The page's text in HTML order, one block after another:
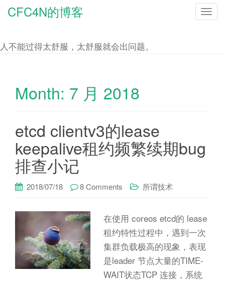
T
n
CFC4N的博客
人不能过得太舒服，太舒服就会出问题。
Month: 7 月 2018
etcd clientv3的lease
keepalive租约频繁续期bug
排查小记
2018/07/18 8 Comments 所谓技术
在使用 coreos etcd的 lease
租约特性过程中，遇到一次
集群负载极高的现象，表现
是leader 节点大量的TIME-
WAIT状态TCP 连接，系统